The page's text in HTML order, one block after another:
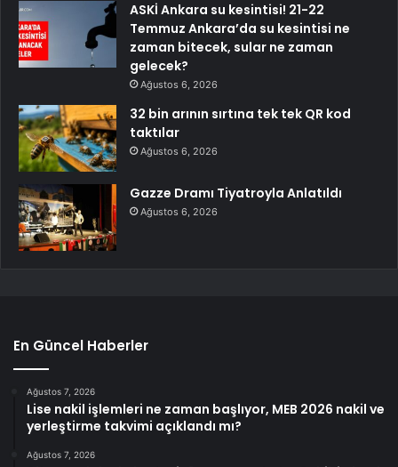
ASKİ Ankara su kesintisi! 21-22
Temmuz Ankara’da su kesintisi ne
zaman bitecek, sular ne zaman
gelecek?
Ağustos 6, 2026
32 bin arının sırtına tek tek QR kod
taktılar
Ağustos 6, 2026
Gazze Dramı Tiyatroyla Anlatıldı
Ağustos 6, 2026
En Güncel Haberler
Ağustos 7, 2026
Lise nakil işlemleri ne zaman başlıyor, MEB 2026 nakil ve
yerleştirme takvimi açıklandı mı?
Ağustos 7, 2026